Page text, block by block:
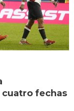
fechas